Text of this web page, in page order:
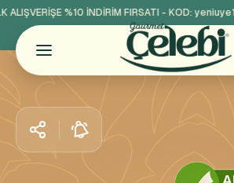
%10 İNDİRİM FIRSATI - KOD:yeniuye10